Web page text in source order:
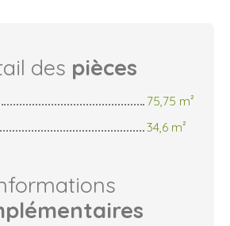
des pièces
75,75 m²
34,6 m²